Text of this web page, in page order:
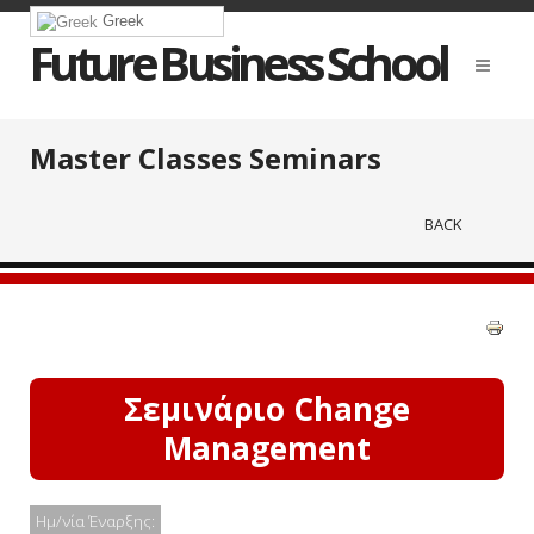
Greek
Future Business School
Master Classes Seminars
BACK
Σεμινάριο Change
Management
Ημ/νία Έναρξης: